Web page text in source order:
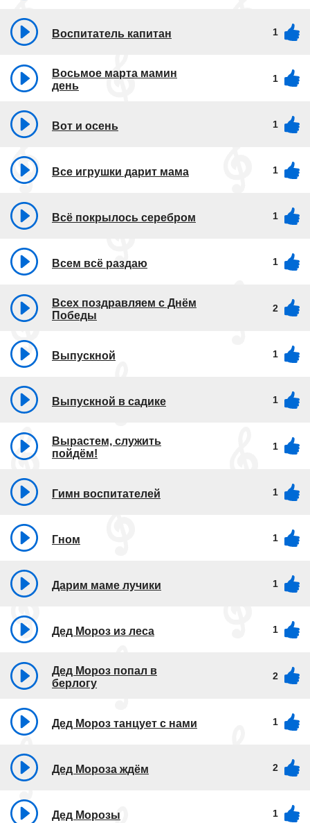
Воспитатель капитан 1
Восьмое марта мамин
день
1
Вот и осень 1
Все игрушки дарит мама 1
Всё покрылось серебром 1
Всем всё раздаю 1
Всех поздравляем с Днём
Победы
2
Выпускной 1
Выпускной в садике 1
Вырастем, служить
пойдём!
1
Гимн воспитателей 1
Гном 1
Дарим маме лучики 1
Дед Мороз из леса 1
Дед Мороз попал в
берлогу
2
Дед Мороз танцует с нами 1
Дед Мороза ждём 2
Дед Морозы 1